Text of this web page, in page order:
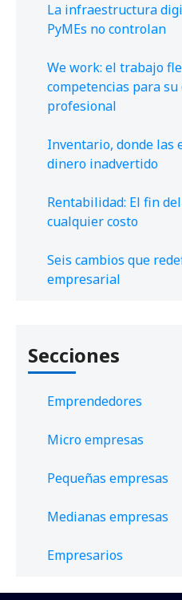
La infraestructura
PyMEs no controlan
We work: el trabajo
competencias para
profesional
Inventario, donde las
dinero inadvertido
Rentabilidad: El fin
cualquier costo
Seis cambios que
empresarial
Secciones
Emprendedores
Micro empresas
Pequeñas empresas
Medianas empresas
Empresarios